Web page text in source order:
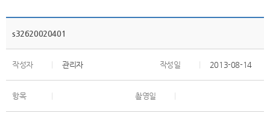
s32620020401
작성자 관리자 작성일 2013-08-14
항목 촬영일